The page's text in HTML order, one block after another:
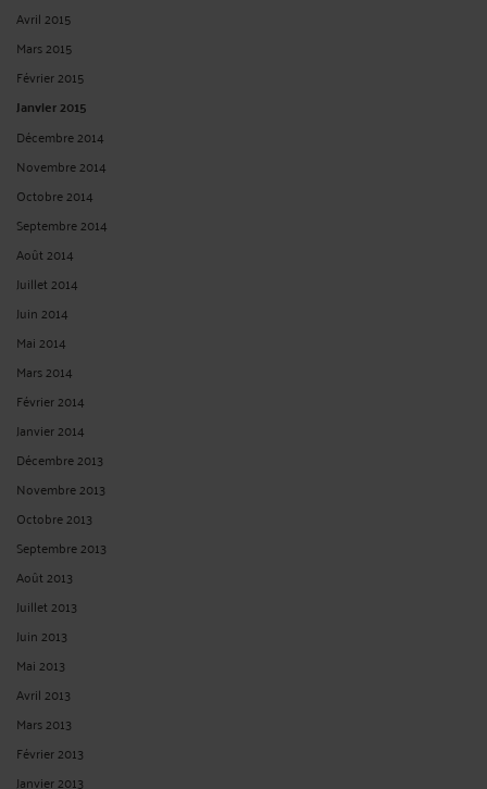
Mars 2015
Février 2015
Janvier 2015
Décembre 2014
Novembre 2014
Octobre 2014
Septembre 2014
Août 2014
Juillet 2014
Juin 2014
Mai 2014
Mars 2014
Février 2014
Janvier 2014
Décembre 2013
Novembre 2013
Octobre 2013
Septembre 2013
Août 2013
Juillet 2013
Juin 2013
Mai 2013
Avril 2013
Mars 2013
Février 2013
Janvier 2013